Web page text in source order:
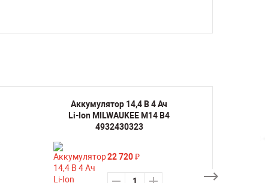
Аккумулятор 14,4 В 4 Ач
Li-Ion MILWAUKEE M14 B4
4932430323
22 720 ₽